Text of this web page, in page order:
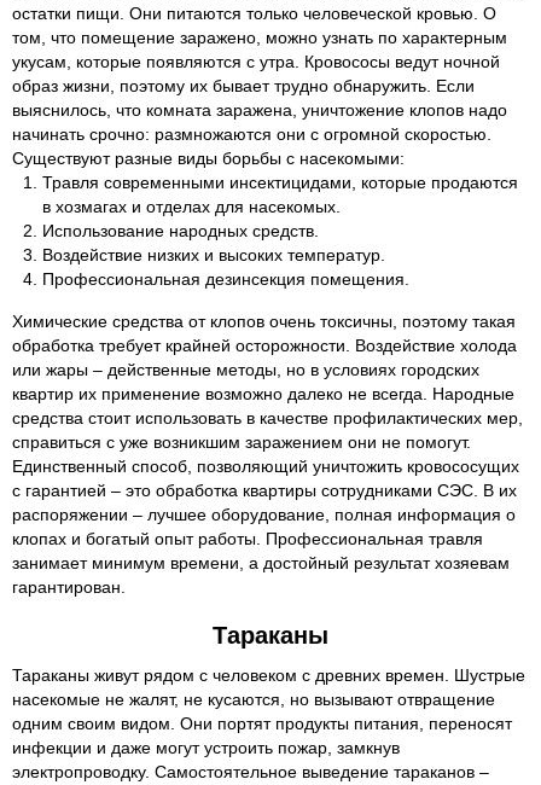
остатки пищи. Они питаются только человеческой кровью. О
том, что помещение заражено, можно узнать по характерным
укусам, которые появляются с утра. Кровососы ведут ночной
образ жизни, поэтому их бывает трудно обнаружить. Если
выяснилось, что комната заражена, уничтожение клопов надо
начинать срочно: размножаются они с огромной скоростью.
Существуют разные виды борьбы с насекомыми:
Травля современными инсектицидами, которые продаются
в хозмагах и отделах для насекомых.
Использование народных средств.
Воздействие низких и высоких температур.
Профессиональная дезинсекция помещения.
Химические средства от клопов очень токсичны, поэтому такая
обработка требует крайней осторожности. Воздействие холода
или жары – действенные методы, но в условиях городских
квартир их применение возможно далеко не всегда. Народные
средства стоит использовать в качестве профилактических мер,
справиться с уже возникшим заражением они не помогут.
Единственный способ, позволяющий уничтожить кровососущих
с гарантией – это обработка квартиры сотрудниками СЭС. В их
распоряжении – лучшее оборудование, полная информация о
клопах и богатый опыт работы. Профессиональная травля
занимает минимум времени, а достойный результат хозяевам
гарантирован.
Тараканы
Тараканы живут рядом с человеком с древних времен. Шустрые
насекомые не жалят, не кусаются, но вызывают отвращение
одним своим видом. Они портят продукты питания, переносят
инфекции и даже могут устроить пожар, замкнув
электропроводку. Самостоятельное выведение тараканов –